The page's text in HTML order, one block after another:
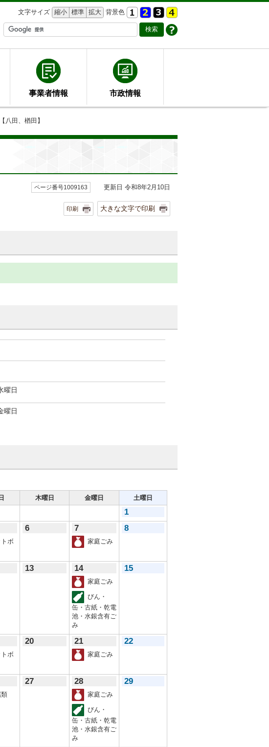
文字サイズ 縮小 標準 拡大 背景色
事業者情報 市政情報
八田、楢田】
ページ番号1009163 更新日 令和8年2月10日
印刷 大きな文字で印刷
曜日
曜日
木曜日 金曜日 土曜日
1
ボ
6 7
家庭ごみ
8
13 14
家庭ごみ
びん・
缶・古紙・乾電
池・水銀含有ご
み
15
ボ
20 21
家庭ごみ
22
27 28
家庭ごみ
びん・
缶・古紙・乾電
池・水銀含有ご
み
29